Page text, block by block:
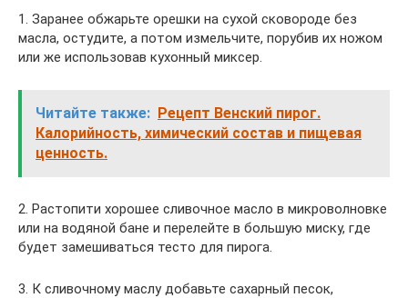
1. Заранее обжарьте орешки на сухой сковороде без
масла, остудите, а потом измельчите, порубив их ножом
или же использовав кухонный миксер.
Читайте также: Рецепт Венский пирог.
Калорийность, химический состав и пищевая
ценность.
2. Растопити хорошее сливочное масло в микроволновке
или на водяной бане и перелейте в большую миску, где
будет замешиваться тесто для пирога.
3. К сливочному маслу добавьте сахарный песок,